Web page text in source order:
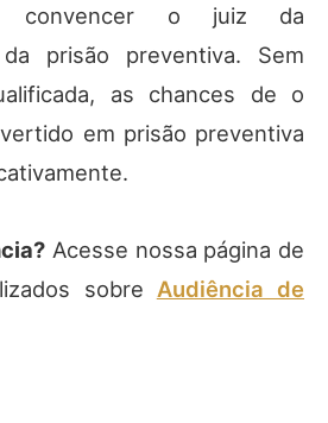
convencer o juiz da
da prisão preventiva. Sem
as chances de o
em prisão preventiva
Acesse nossa página de
sobre Audiência de